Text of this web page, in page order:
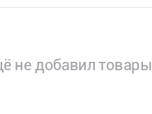
не добавил товары